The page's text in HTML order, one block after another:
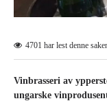
4701 har lest denne
Vinbrasseri av
ungarske